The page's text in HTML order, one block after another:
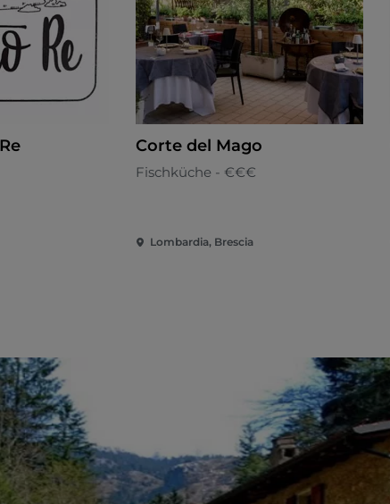
Corte del Mago
Fischküche - €€€
Lombardia, Brescia